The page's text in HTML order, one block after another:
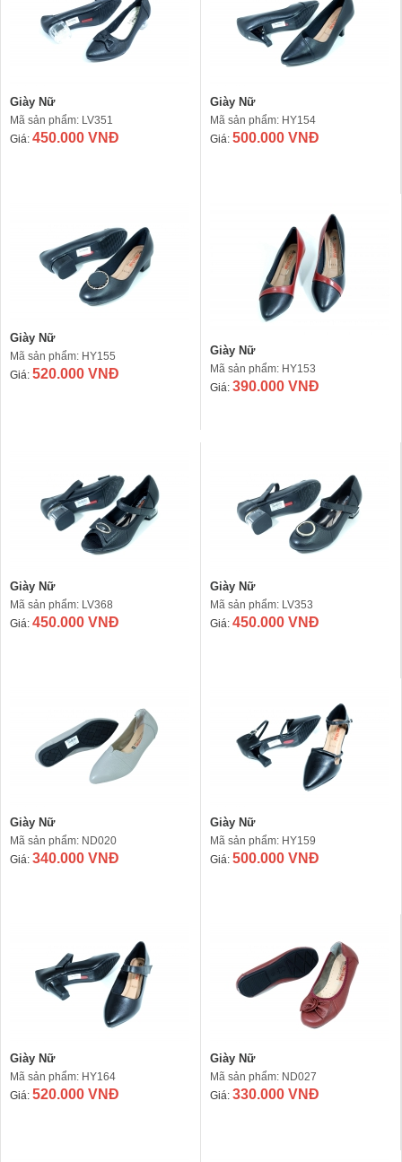
Giày Nữ
Mã sản phẩm: LV351
Giá: 450.000 VNĐ
Giày Nữ
Mã sản phẩm: HY154
Giá: 500.000 VNĐ
Giày Nữ
Mã sản phẩm: HY155
Giá: 520.000 VNĐ
Giày Nữ
Mã sản phẩm: HY153
Giá: 390.000 VNĐ
Giày Nữ
Mã sản phẩm: LV368
Giá: 450.000 VNĐ
Giày Nữ
Mã sản phẩm: LV353
Giá: 450.000 VNĐ
Giày Nữ
Mã sản phẩm: ND020
Giá: 340.000 VNĐ
Giày Nữ
Mã sản phẩm: HY159
Giá: 500.000 VNĐ
Giày Nữ
Mã sản phẩm: HY164
Giá: 520.000 VNĐ
Giày Nữ
Mã sản phẩm: ND027
Giá: 330.000 VNĐ